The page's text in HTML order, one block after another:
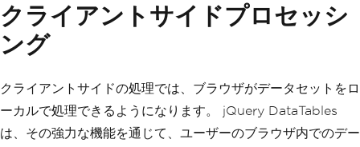
クライアントサイドプロセッシ
ング
クライアントサイドの処理では、ブラウザがデータセットをロ
ーカルで処理できるようになります。 jQuery DataTables
は、その強力な機能を通じて、ユーザーのブラウザ内でのデー